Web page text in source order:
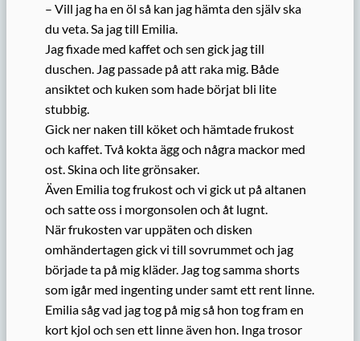
– Vill jag ha en öl så kan jag hämta den själv ska
du veta. Sa jag till Emilia.
Jag fixade med kaffet och sen gick jag till
duschen. Jag passade på att raka mig. Både
ansiktet och kuken som hade börjat bli lite
stubbig.
Gick ner naken till köket och hämtade frukost
och kaffet. Två kokta ägg och några mackor med
ost. Skina och lite grönsaker.
Även Emilia tog frukost och vi gick ut på altanen
och satte oss i morgonsolen och åt lugnt.
När frukosten var uppäten och disken
omhändertagen gick vi till sovrummet och jag
började ta på mig kläder. Jag tog samma shorts
som igår med ingenting under samt ett rent linne.
Emilia såg vad jag tog på mig så hon tog fram en
kort kjol och sen ett linne även hon. Inga trosor